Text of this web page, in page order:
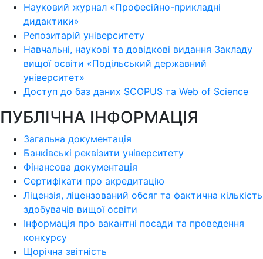
Науковий журнал «Професійно-прикладні
дидактики»
Репозитарій університету
Навчальні, наукові та довідкові видання Закладу
вищої освіти «Подільський державний
університет»
Доступ до баз даних SCOPUS та Web of Science
ПУБЛІЧНА ІНФОРМАЦІЯ
Загальна документація
Банківські реквізити університету
Фінансова документація
Сертифікати про акредитацію
Ліцензія, ліцензований обсяг та фактична кількість
здобувачів вищої освіти
Інформація про вакантні посади та проведення
конкурсу
Щорічна звітність